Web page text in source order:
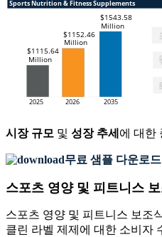
시장 규모 및 성장 추세 에 대한
무료 샘플 다운로드
스포츠 영양 및 피트니스
스포츠 영양 및 피트니스 보조
클린 라벨 제제에 대한 소비자